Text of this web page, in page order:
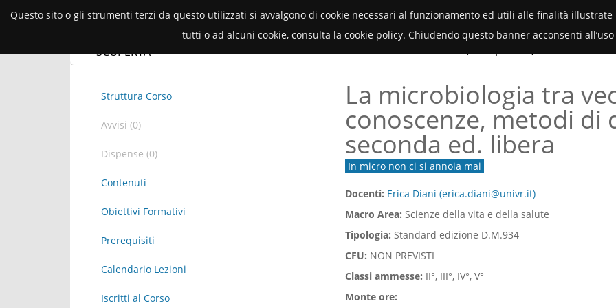
Questo sito o gli strumenti terzi da questo utilizzati si avvalgono di cookie necessari al funzionamento ed utili alle finalità
tutti o ad alcuni cookie, consulta la cookie policy. Chiudendo questo banner acconsenti all’uso
Orientamento Università di Verona (piattaforma multi progetto)
SCOPERTA
Faq Contatti Servizi
Struttura Corso
Avvisi (0)
Dispense (0)
Contenuti
Obiettivi Formativi
Prerequisiti
Calendario Lezioni
Iscritti al Corso
La microbiologia tra
conoscenze, metodi di
seconda ed. libera
In micro non ci si annoia mai
Docenti: Erica Diani (erica.diani@univr.it)
Macro Area: Scienze della vita e della salute
Tipologia: Standard edizione D.M.934
CFU: NON PREVISTI
Classi ammesse: II°, III°, IV°, V°
Monte ore: